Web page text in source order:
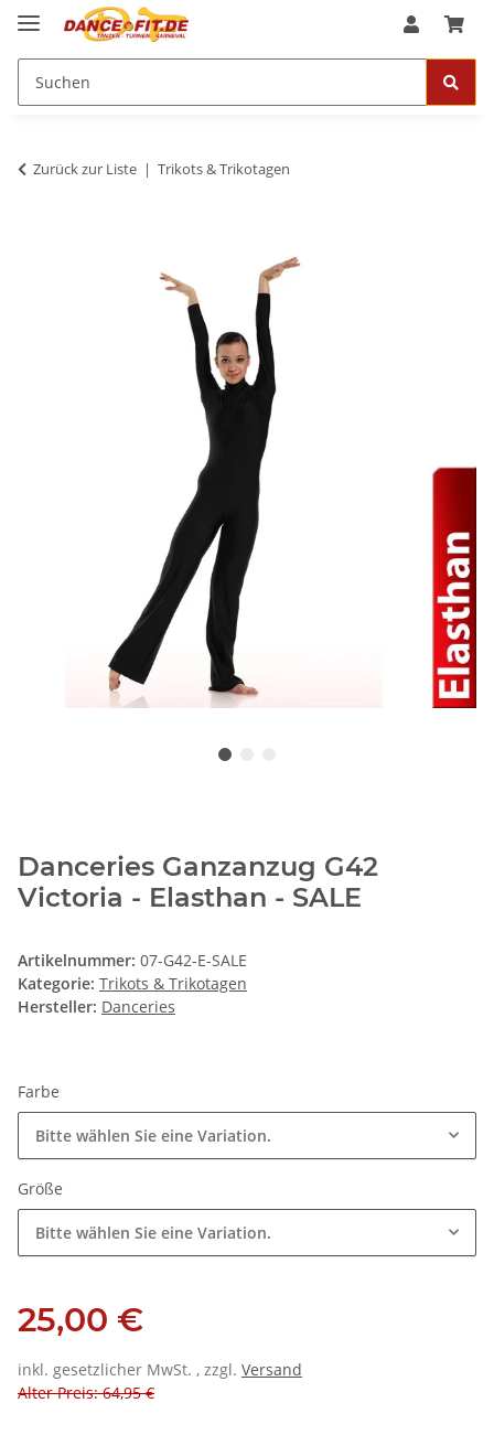
Zurück zur Liste Trikots & Trikotagen
Danceries Ganzanzug G42
Victoria - Elasthan - SALE
Artikelnummer: 07-G42-E-SALE
Kategorie: Trikots & Trikotagen
Hersteller: Danceries
Farbe
Bitte wählen Sie eine Variation.
Größe
Bitte wählen Sie eine Variation.
25,00 €
inkl. gesetzlicher MwSt. , zzgl. Versand
Alter Preis: 64,95 €